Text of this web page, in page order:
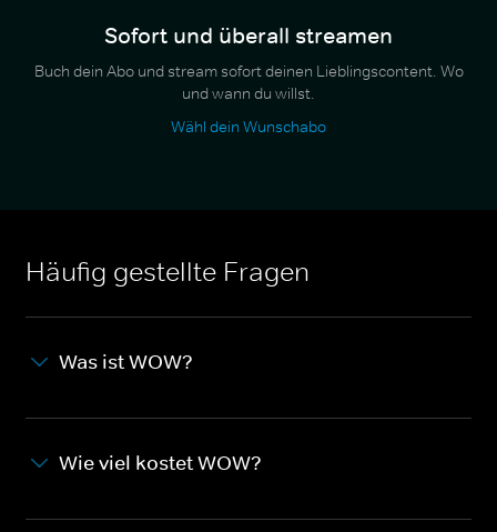
Sofort und überall streamen
Buch dein Abo und stream sofort deinen Lieblingscontent. Wo
und wann du willst.
Wähl dein Wunschabo
Häufig gestellte Fragen
Was ist WOW?
Wie viel kostet WOW?